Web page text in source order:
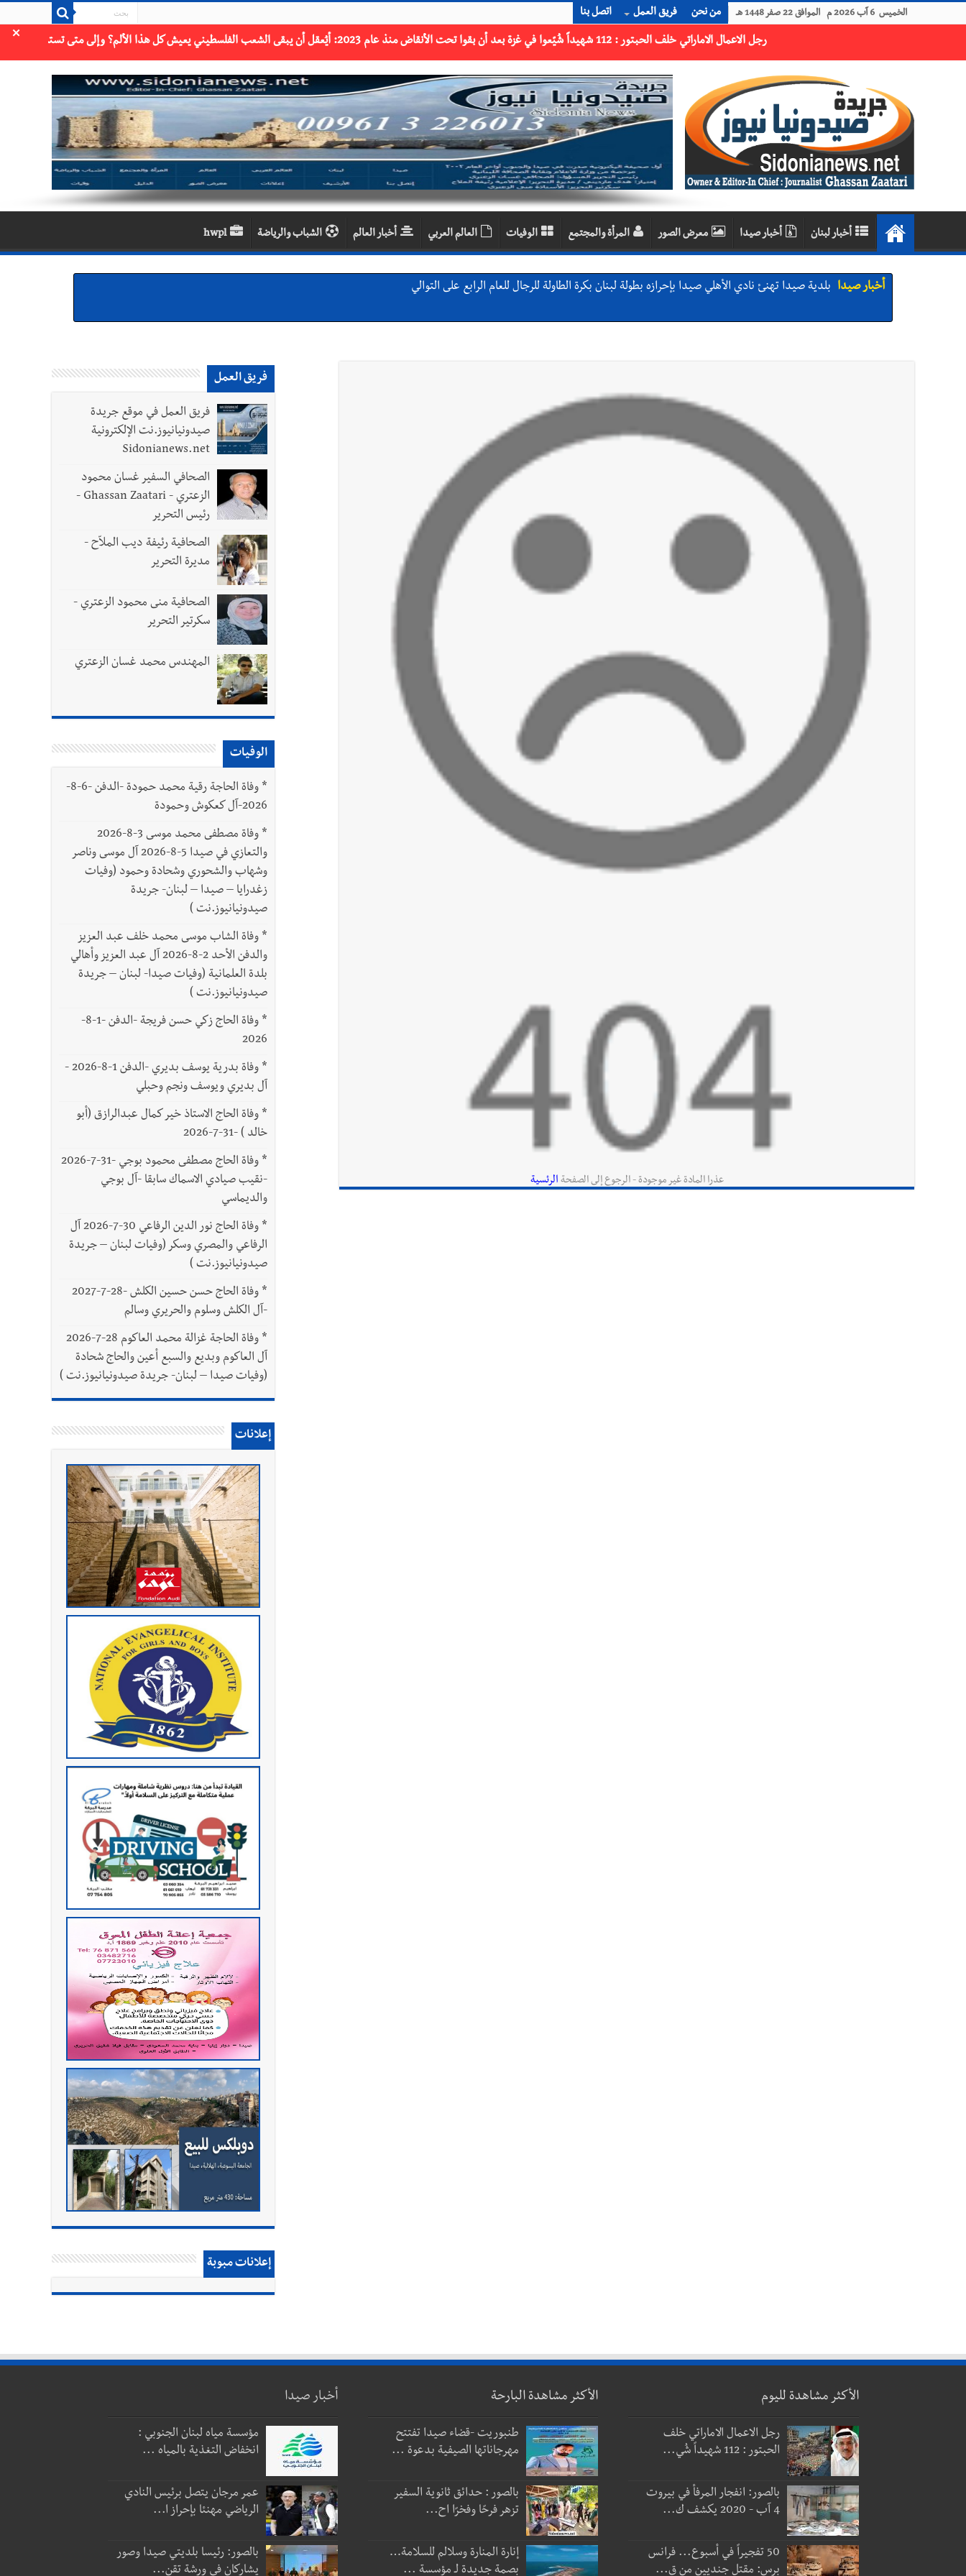
الخميس 6 آب 2026 م الموافق 22 صفر 1448 هـ من نحن فريق العمل اتصل بنا
×
أخبار لبنان أخبار صيدا معرض الصور المرأة والمجتمع الوفيات العالم العربي أخبار العالم الشباب والرياضة hwpl
أخبار صيدا بلدية صيدا تهنئ نادي الأهلي صيدا بإحرازه بطولة لبنان بكرة الطاولة للرجال للعام الرابع على التوالي
مؤسسة مياه لبنان الجنوبي : انخفاض التغذية بالمياه في صيدا نتيجة الانقطاع المتكرر لخط الخدمات الكهربائي
مفرزة صيدا القضائية توقف ثلاثة أشخاص بجرائم استدراج وابتزاز واعتداء جنسي على قاصر
أخبار لبنان بالصور : قائد الجيش اللبناني العماد رودولف هيكل شدد خلال استقباله قائد القوة المشتركة الألمانية اللواء Alexander Sollfrank على ضرورة تعزيز التعاون بين الجيشَين
أخبار لبنان الطقس غدا صيفي معتاد والحرارة ضمن معدلاتها الموسمية
أخبار لبنان راتب النائب من 3 آلاف إلى 5 آلاف دولار شهرياً... فكيف أقرّت الزيادة؟
أخبار لبنان مواجهة مؤجّلة لنزاع طويل
العالم العربي
رجل الاعمال الاماراتي خلف الحبتور : 112 شهيداً شُيّعوا في ‫غزة‬ بعد أن بقوا تحت الأنقاض منذ عام 2023: أيُعقل أن يبقى الشعب الفلسطيني يعيش كل هذا الألم؟ وإلى متى
تستمر هذه المعاناة التي تمزق القلوب والضمائر؟
الرئيس الأميركي ترامب يحذّر إيران من ضربة قوية... وإعلام إيراني: الاتّفاق مع عُمان مؤجّل ما دامت التهديدات مستمرّة
عذرا المادة غير موجودة - الرجوع إلى الصفحة الرئسية
فريق العمل
فريق العمل في موقع جريدة
صيدونيانيوز.نت الإلكترونية
Sidonianews.net
الصحافي السفير غسان محمود
الزعتري - Ghassan Zaatari -
رئيس التحرير
الصحافية رئيفة ديب الملاّح -
مديرة التحرير
الصحافية منى محمود الزعتري -
سكرتير التحرير
المهندس محمد غسان الزعتري
الوفيات
*
وفاة الحاجة رقية محمد حمودة -الدفن -6-8-
2026-آل كعكوش وحمودة
*
وفاة مصطفى محمد موسى 3-8-2026
والتعازي في صيدا 5-8-2026 آل موسى وناصر
وشهاب والشحوري وشحادة وحمود (وفيات
زغدرايا – صيدا – لبنان- جريدة
صيدونيانيوز.نت )
* وفاة الشاب موسى محمد خلف عبد العزيز
والدفن الأحد 2-8-2026 آل عبد العزيز وأهالي
بلدة العلمانية (وفيات صيدا- لبنان – جريدة
صيدونيانيوز.نت )
*
وفاة الحاج زكي حسن فريجة -الدفن -1-8-
2026
*
وفاة بدرية يوسف بديري -الدفن 1-8-2026 -
آل بديري ويوسف ونجم وحبلي
* وفاة الحاج الاستاذ خير كمال عبدالرازق (أبو
خالد ) -31-7-2026
*
وفاة الحاج مصطفى محمود بوجي -31-7-2026
-نقيب صيادي الاسماك سابقا -آل بوجي
والديماسي
*
وفاة الحاج نور الدين الرفاعي 30-7-2026 آل
الرفاعي والمصري وسكر (وفيات لبنان – جريدة
صيدونيانيوز.نت )
*
وفاة الحاج حسن حسين الكلش -28-7-2027
-آل الكلش وسلوم والحريري وسالم
*
وفاة الحاجة غزالة محمد العاكوم 28-7-2026
آل العاكوم وبديع والسبع أعين والحاج شحادة
(وفيات صيدا – لبنان- جريدة صيدونيانيوز.نت )
إعلانات
إعلانات مبوبة
الأكثر مشاهدة لليوم
رجل الاعمال الاماراتي خلف
الحبتور : 112 شهيداً شُي...
بالصور: انفجار المرفأ في بيروت
4 آب - 2020 يكشف ك...
50 تفجيراً في أسبوع... فرانس
برس: مقتل جنديين من ق...
الأكثر مشاهدة البارحة
طنبوريت -قضاء صيدا تفتتح
مهرجاناتها الصيفية بدعوة ...
بالصور : حدائق ثانوية السفير
تزهر فرحًا وفخرًا اح...
إنارة المنارة وسلالم للسلامة…
بصمة جديدة لـ مؤسسة ...
أخبار صيدا
مؤسسة مياه لبنان الجنوبي :
انخفاض التغذية بالمياه ...
عمر مرجان يتصل برئيس النادي
الرياضي مهنئا بإحراز ا...
بالصور: رئيسا بلديتي صيدا وصور
يشاركان في ورشة تقن...